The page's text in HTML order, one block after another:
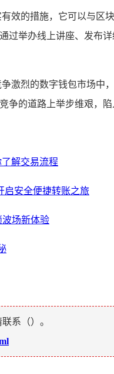
效的措施，它可以与
过举办线上讲座、发布
激烈的数字钱包市场
争的道路上举步维艰，陷
解交易流程
启安全便捷转账之旅
波场新体验
联系（）。